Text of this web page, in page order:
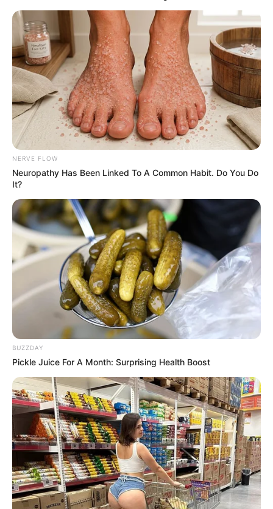
Fail! 10 Potret Makanan Gagal
Dimasak yang Bikin Kamu
Nggak Selera
10 Pose Manekin Anti
Mainstream yang Konyol
Banget
8 Kata Lucu Seputar Malam
Minggu ala Jomblo yang Bikin
Ngenes
NERVE FLOW
Neuropathy Has Been Linked To A Common Habit. Do You Do
It?
BUZZDAY
Pickle Juice For A Month: Surprising Health Boost